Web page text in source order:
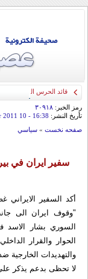
قائد الحرس الثوري:
الحمراء
رمز الخبر: ۳۰۹۱۸
تأريخ النشر: 16:38
- 10 September 2011
صفحه نخست » سياسي
سفیر ایران في
أكد السفير
"وقوف ايران الى
السوري بشار الاسد
الحوار والقرار
والتهديدات
لا تحظى بدعم يذكر